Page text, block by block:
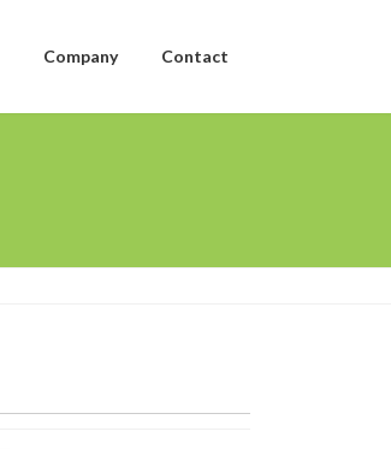
Company Contact